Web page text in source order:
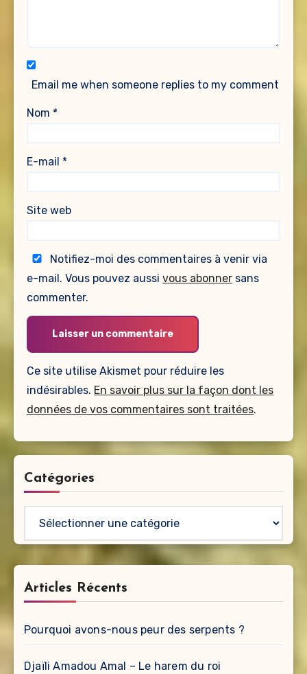
Email me when someone replies to my comment
Nom *
E-mail *
Site web
Notifiez-moi des commentaires à venir via
e-mail. Vous pouvez aussivous abonner sans
commenter.
Ce site utilise Akismet pour réduire les
indésirables. En savoir plus sur la façon dont les
données de vos commentaires sont traitées.
Catégories
Articles Récents
Pourquoi avons-nous peur des serpents ?
Djaïli Amadou Amal – Le harem du roi